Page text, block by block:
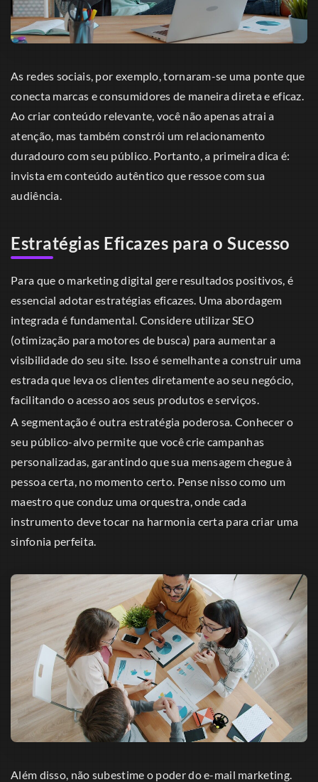
As redes sociais, por exemplo, tornaram-se uma ponte que
conecta marcas e consumidores de maneira direta e eficaz.
Ao criar conteúdo relevante, você não apenas atrai a
atenção, mas também constrói um relacionamento
duradouro com seu público. Portanto, a primeira dica é:
invista em conteúdo autêntico que ressoe com sua
audiência.
Estratégias Eficazes para o Sucesso
Para que o marketing digital gere resultados positivos, é
essencial adotar estratégias eficazes. Uma abordagem
integrada é fundamental. Considere utilizar SEO
(otimização para motores de busca) para aumentar a
visibilidade do seu site. Isso é semelhante a construir uma
estrada que leva os clientes diretamente ao seu negócio,
facilitando o acesso aos seus produtos e serviços.
A segmentação é outra estratégia poderosa. Conhecer o
seu público-alvo permite que você crie campanhas
personalizadas, garantindo que sua mensagem chegue à
pessoa certa, no momento certo. Pense nisso como um
maestro que conduz uma orquestra, onde cada
instrumento deve tocar na harmonia certa para criar uma
sinfonia perfeita.
Além disso, não subestime o poder do e-mail marketing.